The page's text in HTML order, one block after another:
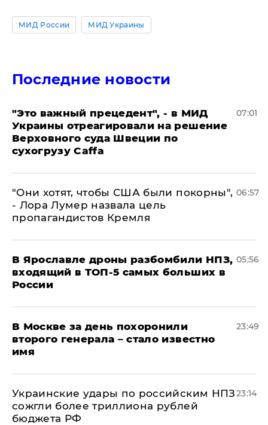
МИД России МИД Украины
Последние новости
"Это важный прецедент", - в МИД
Украины отреагировали на решение
Верховного суда Швеции по
сухогрузу Caffa
07:01
"Они хотят, чтобы США были покорны",
- Лора Лумер назвала цель
пропагандистов Кремля
06:57
В Ярославле дроны разбомбили НПЗ,
входящий в ТОП-5 самых больших в
России
05:56
В Москве за день похоронили
второго генерала – стало известно
имя
23:49
Украинские удары по российским НПЗ
сожгли более триллиона рублей
бюджета РФ
23:14